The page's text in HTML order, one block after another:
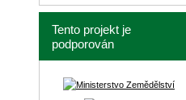
Tento projekt je
podporován